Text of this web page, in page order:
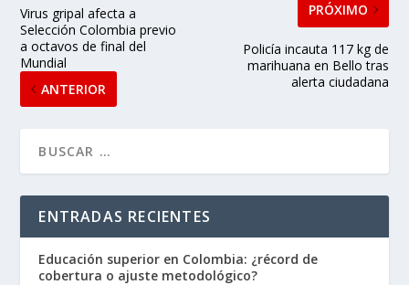
Virus gripal afecta a
Selección Colombia previo
a octavos de final del
Mundial
ANTERIOR
PRÓXIMO
Policía incauta 117 kg de
marihuana en Bello tras
alerta ciudadana
ENTRADAS RECIENTES
Educación superior en Colombia: ¿récord de
cobertura o ajuste metodológico?